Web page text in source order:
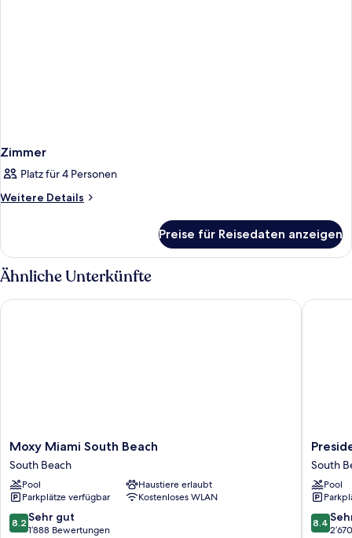
Zimmer
Platz für 4 Personen
Weitere Details
Weitere
Preise für Reisedaten anzeigen
Ähnliche Unterkünfte
Moxy
Miami
South
Beach
South
Beach
Moxy Miami South Beach
South Beach
Pool
Haustiere erlaubt
Parkplätze verfügbar
Kostenloses WLAN
8.2
von
8.2 Sehr gut
1’888 Bewertungen
Moxy Miami South Beach
Hotel
South
Beach
South
Pool
8.4
von
8.4